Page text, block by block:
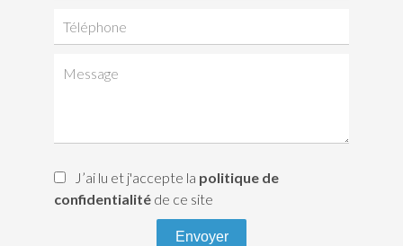
J’ai lu et j'accepte la politique de
confidentialité de ce site
Envoyer